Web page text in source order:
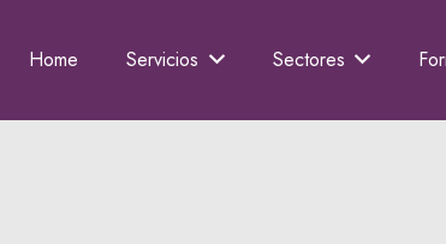
Home Servicios Sectores